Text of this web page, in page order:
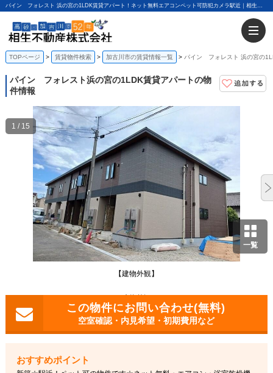
パイン フォレスト 浜の宮の1LDK賃貸アパート！ネット無料エアコンペット可防犯カメラ駅近｜相生不動産株式会社
TOPページ 賃貸物件検索 加古川市の賃貸情報一覧 パイン フォレスト 浜の宮の
パイン フォレスト浜の宮の1LDK賃貸アパートの物
件情報
一覧
【建物外観】
1 / 15
空室確認・内見希望・初期費用など